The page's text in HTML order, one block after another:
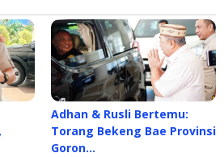
Adhan & Rusli Bertemu:
Torang Bekeng Bae Provinsi
Goron…